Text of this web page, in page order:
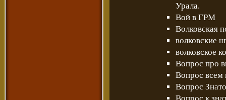
Урала.
Вой в ГРМ
Волковская
волковские
волковское
Вопрос про
Вопрос всем
Вопрос